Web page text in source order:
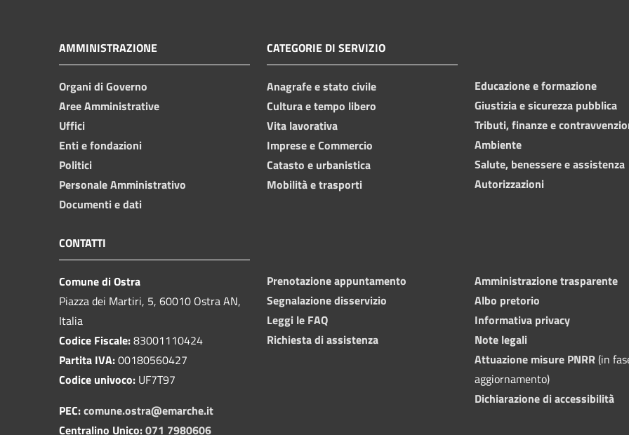
AMMINISTRAZIONE
Organi di Governo
Aree Amministrative
Uffici
Enti e fondazioni
Politici
Personale Amministrativo
Documenti e dati
CATEGORIE DI SERVIZIO
Anagrafe e stato civile
Cultura e tempo libero
Vita lavorativa
Imprese e Commercio
Catasto e urbanistica
Mobilità e trasporti
Educazione e formazione
Giustizia e sicurezza pubblica
Tributi, finanze e
Ambiente
Salute, benessere e assistenza
Autorizzazioni
CONTATTI
Comune di Ostra
Piazza dei Martiri, 5, 60010 Ostra AN,
Italia
Codice Fiscale:83001110424
Partita IVA:00180560427
Codice univoco: UF7T97
PEC:comune.ostra@emarche.it
Centralino Unico:071 7980606
Prenotazione appuntamento
Segnalazione disservizio
Leggi le FAQ
Richiesta di assistenza
Amministrazione trasparente
Albo pretorio
Informativa privacy
Note legali
Attuazione misure PNRR(in
aggiornamento)
Dichiarazione di accessibilità